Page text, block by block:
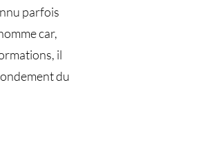
parfois
car,
il
du